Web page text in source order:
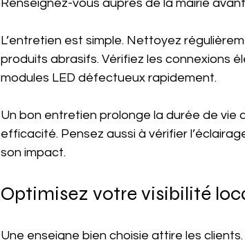
Renseignez-vous auprès de la mairie
L’entretien est simple. Nettoyez
produits abrasifs. Vérifiez les connexions
modules LED défectueux rapidement.
Un bon entretien prolonge la durée de vie
efficacité. Pensez aussi à vérifier
son impact.
Optimisez votre visibilité
Une enseigne bien choisie attire les